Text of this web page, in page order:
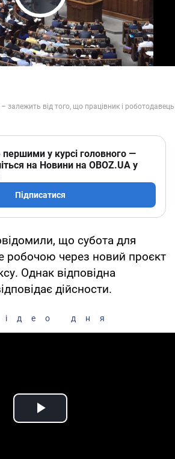
Play Video
першими у курсі головного —
на Новини на OBOZ.UA у
Підписатися
що субота для
робочою через новий проєкт
Однак відповідна
дійсности.
дня
Play Video